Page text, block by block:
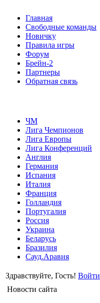
Главная
Свободные команды
Новичку
Правила игры
Форум
Брейн-2
Партнеры
Обратная связь
ЧМ
Лига Чемпионов
Лига Европы
Лига Конференций
Англия
Германия
Испания
Италия
Франция
Голландия
Португалия
Россия
Украина
Беларусь
Бразилия
Сауд.Аравия
Здравствуйте, Гость! Войти
Новости сайта